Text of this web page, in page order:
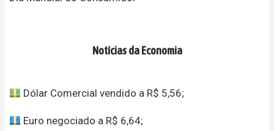
Notícias da Economia
Dólar Comercial vendido a R$ 5,56;
Euro negociado a R$ 6,64;